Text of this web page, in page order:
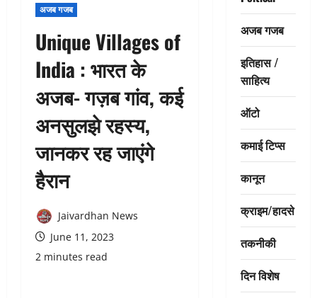
अजब गजब
Unique Villages of
India : भारत के
अजब- गज़ब गांव, कई
अनसुलझे रहस्य,
जानकर रह जाएंगे
हैरान
Jaivardhan News
June 11, 2023
2 minutes read
अजब गजब
इतिहास /
साहित्य
ऑटो
कमाई टिप्स
कानून
क्राइम/हादसे
तकनीकी
दिन विशेष